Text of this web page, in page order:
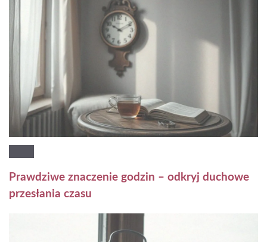
Prawdziwe znaczenie godzin – odkryj duchowe
przesłania czasu